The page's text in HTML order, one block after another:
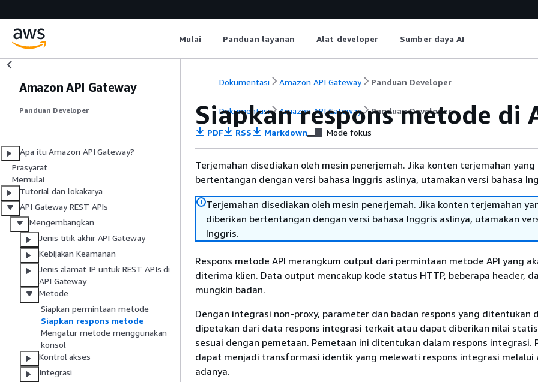
Mulai Panduan layanan Alat developer Sumber daya AI
Amazon API Gateway
Panduan Developer
Apa itu Amazon API Gateway?
Prasyarat
Memulai
Tutorial dan lokakarya
API Gateway REST APIs
Mengembangkan
Jenis titik akhir API Gateway
Kebijakan Keamanan
Jenis alamat IP untuk REST APIs di
API Gateway
Metode
Siapkan permintaan metode
Siapkan respons metode
Mengatur metode menggunakan
konsol
Kontrol akses
Integrasi
Dokumentasi Amazon API Gateway Panduan Developer
Dokumentasi Amazon API Gateway Panduan Developer
Siapkan respons metode di
PDF RSS Markdown Mode fokus
Terjemahan disediakan oleh mesin penerjemah. Jika konten terjemahan yang
bertentangan dengan versi bahasa Inggris aslinya, utamakan versi bahasa
Terjemahan disediakan oleh mesin penerjemah. Jika konten terjemahan
diberikan bertentangan dengan versi bahasa Inggris aslinya, utamakan
Inggris.
Respons metode API merangkum output dari permintaan metode API yang
diterima klien. Data output mencakup kode status HTTP, beberapa header,
mungkin badan.
Dengan integrasi non-proxy, parameter dan badan respons yang ditentukan
dipetakan dari data respons integrasi terkait atau dapat diberikan nilai
sesuai dengan pemetaan. Pemetaan ini ditentukan dalam respons integrasi.
dapat menjadi transformasi identik yang melewati respons integrasi melalui
adanya.